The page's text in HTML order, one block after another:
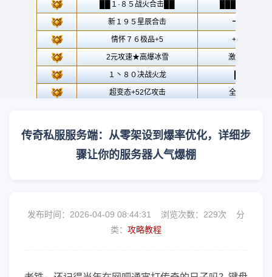
传奇私服服务端：从零架设到爆率优化，详细步
骤让你的服务器人气爆棚
发布时间：2026-04-09 08:44:31 浏览次数： 229次 分
类： 攻略教程